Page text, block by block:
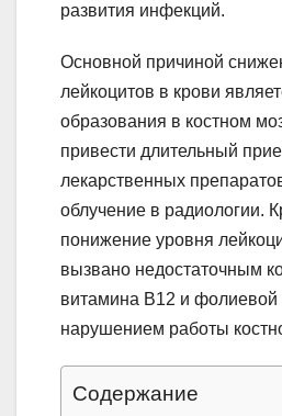
развития инфекций.
Основной причиной
лейкоцитов в крови
образования в костном
привести длительный
лекарственных
облучение в радиологии.
понижение уровня
вызвано недостаточным
витамина В12 и фолиевой
нарушением работы
Содержание